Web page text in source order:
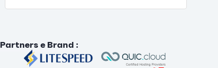
Partners e Brand :